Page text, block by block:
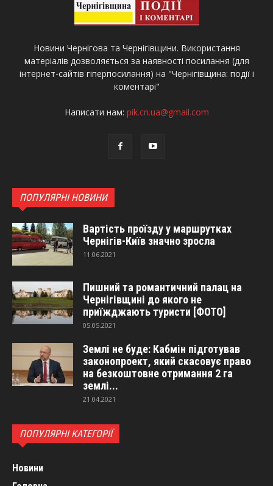
Новини Чернігова та Чернігівщини. Використання
матеріалів дозволяється за наявності посилання (для
інтернет-сайтів гіперпосилання) на "Чернігівщина: події і
коментарі"
Написати нам: pik.cn.ua@gmail.com
ПОПУЛЯРНІ НОВИНИ
Вартість проїзду у маршрутках
Чернігів-Київ значно зросла
11.06.2021
Пишний та романтичний палац на
Чернігівщині до якого не
приїжджають туристи [ФОТО]
05.05.2021
Землі не буде: Кабмін підготував
законопроект, який скасовує право
на безкоштовне отримання 2 га
землі...
21.04.2021
ПОПУЛЯРНІ КАТЕГОРІЇ
Новини